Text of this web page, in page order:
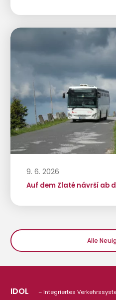
9. 6. 2026
Auf dem Zlaté návrší ab
Alle
IDOL – Integriertes